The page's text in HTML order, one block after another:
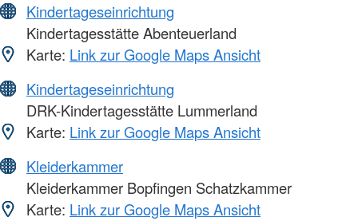
Kindertageseinrichtung
Kindertagesstätte Abenteuerland
Karte: Link zur Google Maps Ansicht
Kindertageseinrichtung
DRK-Kindertagesstätte Lummerland
Karte: Link zur Google Maps Ansicht
Kleiderkammer
Kleiderkammer Bopfingen Schatzkammer
Karte: Link zur Google Maps Ansicht